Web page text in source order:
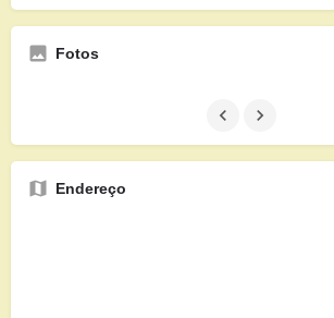
Fotos
Endereço